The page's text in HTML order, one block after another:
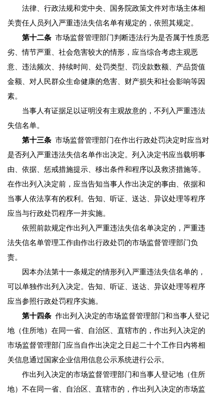
法律、行政法规和党中央、国务院政策文件对市场主体相
关责任人员列入严重违法失信名单有规定的，依照其规定。
第十二条 市场监督管理部门判断违法行为是否属于性质恶
劣、情节严重、社会危害较大的情形，应当综合考虑主观恶
意、违法频次、持续时间、处罚类型、罚没款数额、产品货值
金额、对人民群众生命健康的危害、财产损失和社会影响等因
素。
当事人有证据足以证明没有主观故意的，不列入严重违法
失信名单。
第十三条 市场监督管理部门在作出行政处罚决定时应当对
是否列入严重违法失信名单作出决定。列入决定书应当载明事
由、依据、惩戒措施提示、移出条件和程序以及救济措施等。
在作出列入决定前，应当告知当事人作出决定的事由、依据和
当事人依法享有的权利。告知、听证、送达、异议处理等程序
应当与行政处罚程序一并实施。
依照前款规定作出列入严重违法失信名单决定的，严重违
法失信名单管理工作由作出行政处罚的市场监督管理部门负
责。
因本办法第十一条规定的情形列入严重违法失信名单的，
可以单独作出列入决定。告知、听证、送达、异议处理等程序
应当参照行政处罚程序实施。
第十四条 作出列入决定的市场监督管理部门和当事人登记
地（住所地）在同一省、自治区、直辖市的，作出列入决定的
市场监督管理部门应当自作出决定之日起二十个工作日内将相
关信息通过国家企业信用信息公示系统进行公示。
作出列入决定的市场监督管理部门和当事人登记地（住所
地）不在同一省、自治区、直辖市的，作出列入决定的市场监